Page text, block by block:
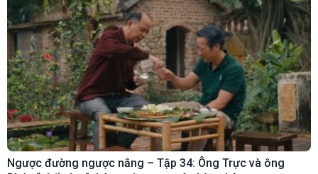
Ngược đường ngược nắng – Tập 34: Ông Trực và ông